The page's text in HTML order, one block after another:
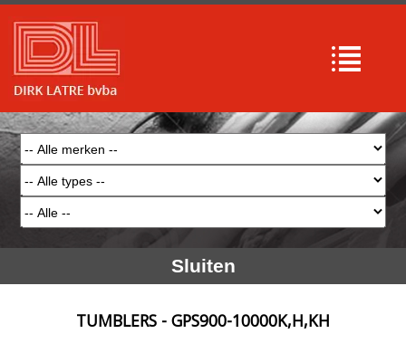
Sluiten
TUMBLERS - GPS900-10000K,H,KH